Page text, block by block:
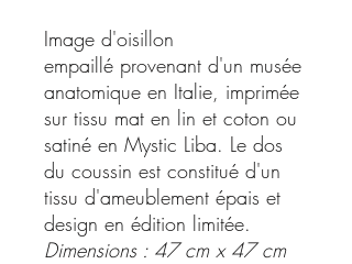
Image d'oisillon
empaillé provenant d'un musée
anatomique en Italie, imprimée
sur tissu mat en lin et coton ou
satiné en Mystic Liba. Le dos
du coussin est constitué d'un
tissu d'ameublement épais et
design en édition limitée.
Dimensions : 47 cm x 47 cm